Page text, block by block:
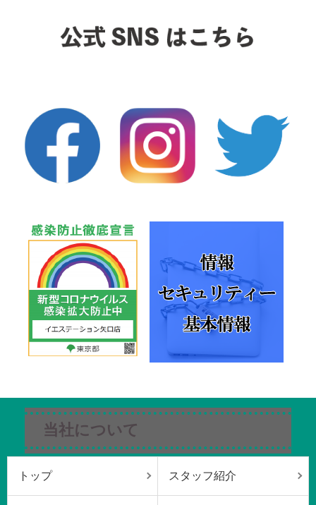
当社について
トップ スタッフ紹介